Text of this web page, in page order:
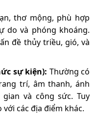
thơ mộng, phù hợp
do và phóng khoáng.
đề thủy triều, gió, và
sự kiện): Thường có
trí, âm thanh, ánh
và công sức. Tuy
các địa điểm khác.